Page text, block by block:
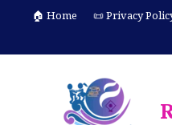
content
🏠 Home 📜 Privacy